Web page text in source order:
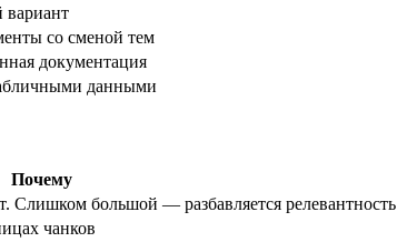
вариант
со сменой тем
документация
данными
Почему
Слишком большой — разбавляется релевантность
чанков